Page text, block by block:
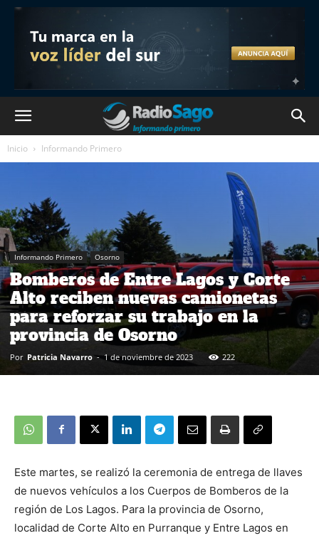
Inicio Informando Primero
Informando Primero Osorno
Bomberos de Entre Lagos y Corte
Alto reciben nuevas camionetas
para reforzar su trabajo en la
provincia de Osorno
Por Patricia Navarro - 1 de noviembre de 2023 222
Este martes, se realizó la ceremonia de entrega de llaves
de nuevos vehículos a los Cuerpos de Bomberos de la
región de Los Lagos. Para la provincia de Osorno,
localidad de Corte Alto en Purranque y Entre Lagos en